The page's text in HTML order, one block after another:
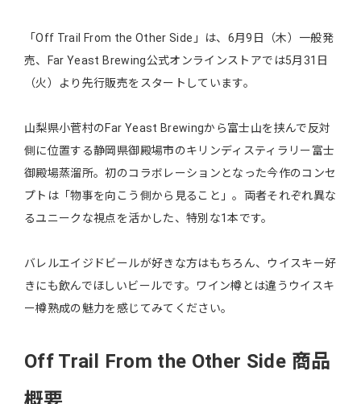
「Off Trail From the Other Side」は、6⽉9⽇（⽊）⼀般発
売、Far Yeast Brewing公式オンラインストアでは5⽉31⽇
（⽕）より先⾏販売をスタートしています。
⼭梨県⼩菅村のFar Yeast Brewingから富⼠⼭を挟んで反対
側に位置する静岡県御殿場市のキリンディスティラリー富⼠
御殿場蒸溜所。初のコラボレーションとなった今作のコンセ
プトは「物事を向こう側から⾒ること」。両者それぞれ異な
るユニークな視点を活かした、特別な1本です。
バレルエイジドビールが好きな方はもちろん、ウイスキー好
きにも飲んでほしいビールです。ワイン樽とは違うウイスキ
ー樽熟成の魅力を感じてみてください。
Off Trail From the Other Side 商品